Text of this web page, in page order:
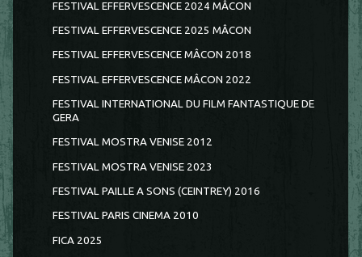
FESTIVAL EFFERVESCENCE 2024 MÂCON
FESTIVAL EFFERVESCENCE 2025 MÂCON
FESTIVAL EFFERVESCENCE MÂCON 2018
FESTIVAL EFFERVESCENCE MÂCON 2022
FESTIVAL INTERNATIONAL DU FILM FANTASTIQUE DE
GERA
FESTIVAL MOSTRA VENISE 2012
FESTIVAL MOSTRA VENISE 2023
FESTIVAL PAILLE A SONS (CEINTREY) 2016
FESTIVAL PARIS CINEMA 2010
FICA 2025